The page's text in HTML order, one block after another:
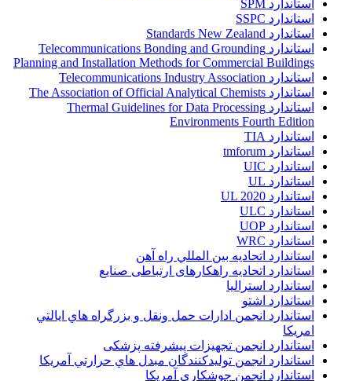
استاندارد SPM
استاندارد SSPC
استاندارد Standards New Zealand
استاندارد Telecommunications Bonding and Grounding
Planning and Installation Methods for Commercial Buildings
استاندارد Telecommunications Industry Association
استاندارد The Association of Official Analytical Chemists
استاندارد Thermal Guidelines for Data Processing
Environments Fourth Edition
استاندارد TIA
استاندارد tmforum
استاندارد UIC
استاندارد UL
استاندارد UL 2020
استاندارد ULC
استاندارد UOP
استاندارد WRC
استاندارد اتحاديه بين المللي راه آهن
استاندارد اتحادیه راهکارهای ارتباطی صنایع
استاندارد استرالیا
استاندارد اشتو
استاندارد انجمن ادارات حمل ونقل و بزرگراه هاي ايالتي
امريکا
استاندارد انجمن تجهیزات پیشرفته پزشکی
استاندارد انجمن توليدکنندگان مبدل هاي حرارتي آمريکا
استاندارد انجمن جوشکاری آمریکا